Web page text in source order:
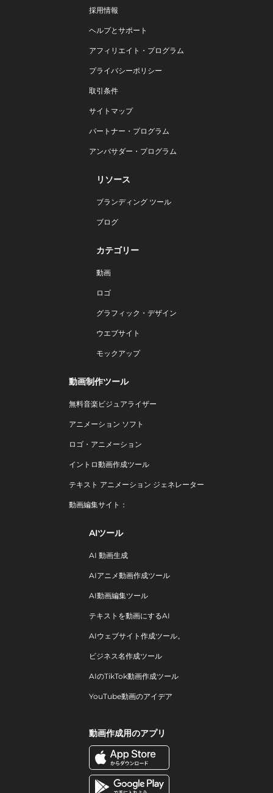
採用情報
ヘルプとサポート
アフィリエイト・プログラム
プライバシーポリシー
取引条件
サイトマップ
パートナー・プログラム
アンバサダー・プログラム
リソース
ブランディング ツール
ブログ
カテゴリー
動画
ロゴ
グラフィック・デザイン
ウエブサイト
モックアップ
動画制作ツール
無料音楽ビジュアライザー
アニメーション ソフト
ロゴ・アニメーション
イントロ動画作成ツール
テキスト アニメーション ジェネレーター
動画編集サイト：
AIツール
AI 動画生成
AIアニメ動画作成ツール
AI動画編集ツール
テキストを動画にするAI
AIウェブサイト作成ツール。
ビジネス名作成ツール
AIのTikTok動画作成ツール
YouTube動画のアイデア
動画作成用のアプリ